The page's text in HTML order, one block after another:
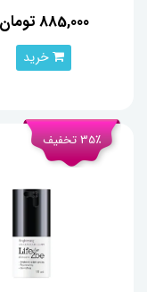
885,000 تومان
خرید
35٪ تخفیف